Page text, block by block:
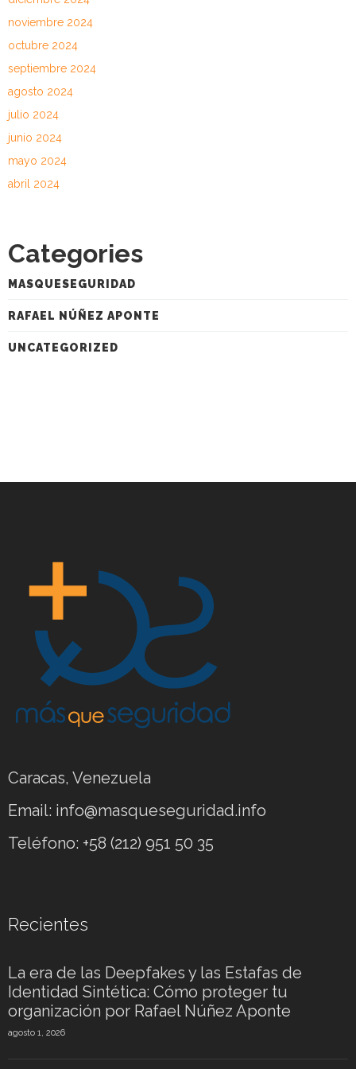
noviembre 2024
octubre 2024
septiembre 2024
agosto 2024
julio 2024
junio 2024
mayo 2024
abril 2024
Categories
MASQUESEGURIDAD
RAFAEL NÚÑEZ APONTE
UNCATEGORIZED
Caracas, Venezuela
Email: info@masqueseguridad.info
Teléfono: +58 (212) 951 50 35
Recientes
La era de las Deepfakes y las Estafas de
Identidad Sintética: Cómo proteger tu
organización por Rafael Núñez Aponte
agosto 1, 2026